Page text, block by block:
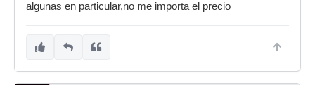
algunas en particular,no me importa el precio